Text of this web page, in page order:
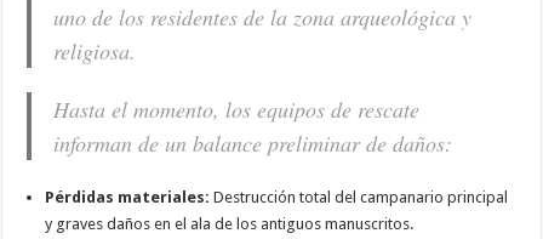
uno de los residentes de la zona arqueológica y
religiosa.
Hasta el momento, los equipos de rescate
informan de un balance preliminar de daños:
Pérdidas materiales: Destrucción total del campanario principal
y graves daños en el ala de los antiguos manuscritos.